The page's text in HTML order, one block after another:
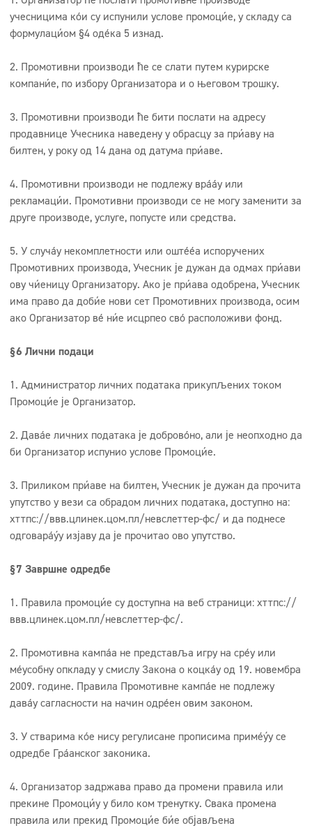
учесницима који су испунили услове промоције, у складу са
формулацијом §4 одељка 5 изнад.
2. Промотивни производи ће се слати путем курирске
компаније, по избору Организатора и о његовом трошку.
3. Промотивни производи ће бити послати на адресу
продавнице Учесника наведену у обрасцу за пријаву на
билтен, у року од 14 дана од датума пријаве.
4. Промотивни производи не подлежу враћању или
рекламацији. Промотивни производи се не могу заменити за
друге производе, услуге, попусте или средства.
5. У случају некомплетности или оштећења испоручених
Промотивних производа, Учесник је дужан да одмах пријави
ову чињеницу Организатору. Ако је пријава одобрена, Учесник
има право да добије нови сет Промотивних производа, осим
ако Организатор већ није исцрпео свој расположиви фонд.
§6 Лични подаци
1. Администратор личних података прикупљених током
Промоције је Организатор.
2. Давање личних података је добровољно, али је неопходно да
би Организатор испунио услове Промоције.
3. Приликом пријаве на билтен, Учесник је дужан да прочита
упутство у вези са обрадом личних података, доступно на:
хттпс://ввв.цлинек.цом.пл/невслеттер-фс/ и да поднесе
одговарајућу изјаву да је прочитао ово упутство.
§7 Завршне одредбе
1. Правила промоције су доступна на веб страници: хттпс://
ввв.цлинек.цом.пл/невслеттер-фс/.
2. Промотивна кампања не представља игру на срећу или
међусобну опкладу у смислу Закона о коцкању од 19. новембра
2009. године. Правила Промотивне кампање не подлежу
давању сагласности на начин одређен овим законом.
3. У стварима које нису регулисане прописима примењују се
одредбе Грађанског законика.
4. Организатор задржава право да промени правила или
прекине Промоцију у било ком тренутку. Свака промена
правила или прекид Промоције биће објављена